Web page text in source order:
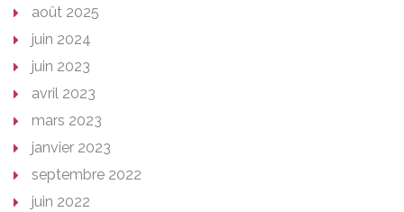
août 2025
juin 2024
juin 2023
avril 2023
mars 2023
janvier 2023
septembre 2022
juin 2022